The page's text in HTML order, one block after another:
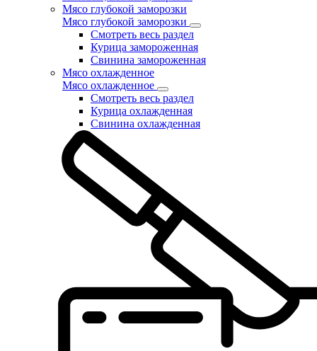
Мясо глубокой заморозки
Мясо глубокой заморозки
Смотреть весь раздел
Курица замороженная
Свинина замороженная
Мясо охлажденное
Мясо охлажденное
Смотреть весь раздел
Курица охлажденная
Свинина охлажденная